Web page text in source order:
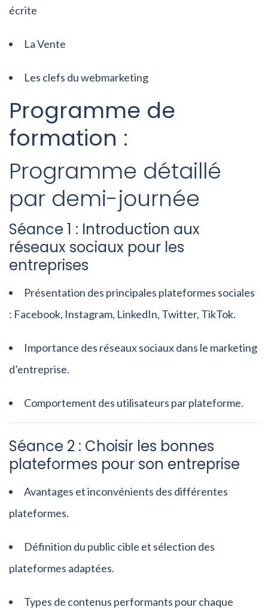
écrite
La Vente
Les clefs du webmarketing
Programme de
formation :
Programme détaillé
par demi-journée
Séance 1 : Introduction aux
réseaux sociaux pour les
entreprises
Présentation des principales plateformes sociales
: Facebook, Instagram, LinkedIn, Twitter, TikTok.
Importance des réseaux sociaux dans le marketing
d’entreprise.
Comportement des utilisateurs par plateforme.
Séance 2 : Choisir les bonnes
plateformes pour son entreprise
Avantages et inconvénients des différentes
plateformes.
Définition du public cible et sélection des
plateformes adaptées.
Types de contenus performants pour chaque